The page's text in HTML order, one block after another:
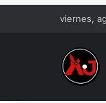
viernes,